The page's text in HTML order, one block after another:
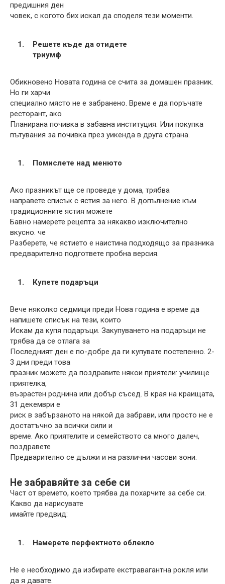
предишния ден
човек, с когото бих искал да споделя тези моменти.
Решете къде да отидете
триумф
Обикновено Новата година се счита за домашен празник.
Но ги харчи
специално място не е забранено. Време е да поръчате
ресторант, ако
Планирана почивка в забавна институция. Или покупка
пътувания за почивка през уикенда в друга страна.
Помислете над менюто
Ако празникът ще се проведе у дома, трябва
направете списък с ястия за него. В допълнение към
традиционните ястия можете
Бавно намерете рецепта за някакво изключително
вкусно. че
Разберете, че ястието е наистина подходящо за празника
предварително подгответе пробна версия.
Купете подаръци
Вече няколко седмици преди Нова година е време да
напишете списък на тези, които
Искам да купя подаръци. Закупуването на подаръци не
трябва да се отлага за
Последният ден е по-добре да ги купувате постепенно. 2-
3 дни преди това
празник можете да поздравите някои приятели: училище
приятелка,
възрастен роднина или добър съсед. В края на краищата,
31 декември е
риск в забързаното на някой да забрави, или просто не е
достатъчно за всички сили и
време. Ако приятелите и семейството са много далеч,
поздравете
Предварително се дължи и на различни часови зони.
Не забравяйте за себе си
Част от времето, което трябва да похарчите за себе си.
Какво да нарисувате
имайте предвид:
Намерете перфектното облекло
Не е необходимо да избирате екстравагантна рокля или
да я давате.